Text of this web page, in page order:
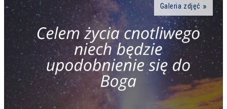
Galeria zdjęć